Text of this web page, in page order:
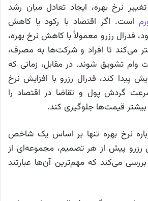
نرخ بهره، ایجاد تعادل میان رشد
است. اگر اقتصاد با رکود یا کاهش
فدرال رزرو معمولاً با کاهش نرخ بهره،
می‌کند تا افراد و شرکت‌ها به مصرف،
وام تشویق شوند. در مقابل، زمانی که
پیدا کند، فدرال رزرو با افزایش نرخ
گردش پول و تقاضا در اقتصاد را
قیمت‌ها جلوگیری کند.
نرخ بهره تنها بر اساس یک شاخص
رزرو پیش از هر تصمیم، مجموعه‌ای از
می‌کند که مهم‌ترین آن‌ها عبارتند